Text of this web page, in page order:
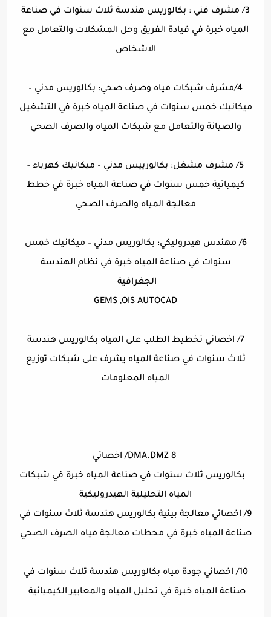
3/ مشرف فني : بكالوريس هندسة ثلاث سنوات في صناعة
المياه خبرة في قيادة الفريق وحل المشكلات والتعامل مع
الاشخاص
4/مشرف شبكات مياه وصرف صحي: بكالوريس مدني –
ميكانيك خمس سنوات في صناعة المياه خبرة في التشغيل
والصيانة والتعامل مع شبكات المياه والصرف الصحي
5/ مشرف مشغل: بكالورييس مدني – ميكانيك كهرباء -
كيميائية خمس سنوات في صناعة المياه خبرة في خطط
معالجة المياه والصرف الصحي
6/ مهندس هيدروليكي: بكالوريس مدني – ميكانيك خمس
سنوات في صناعة المياه خبرة في نظام الهندسة
الجغرافية
GEMS ,OIS AUTOCAD
7/ اخصائي تخطيط الطلب على المياه بكالوريس هندسة
ثلاث سنوات في صناعة المياه يشرف على شبكات توزيع
المياه المعلومات
بكالوريس ثلاث سنوات في صناعة المياه خبرة في شبكات
المياه التحليلية الهيدروليكية
9/ اخصائي معالجة بيئية بكالوريس هندسة ثلاث سنوات في
صناعة المياه خبرة في محطات معالجة مياه الصرف الصحي
10/ اخصائي جودة مياه بكالوريس هندسة ثلاث سنوات في
صناعة المياه خبرة في تحليل المياه والمعايير الكيميائية